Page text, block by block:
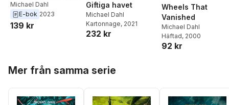
Michael Dahl
E-bok 2023
139 kr
Giftiga havet
Michael Dahl
Kartonnage, 2021
232 kr
Wheels That
Vanished
Michael Dahl
Häftad, 2000
92 kr
Mer från samma serie